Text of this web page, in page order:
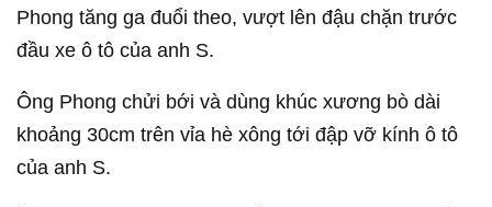
Phong tăng ga đuổi theo, vượt lên đậu chặn trước
đầu xe ô tô của anh S.
Ông Phong chửi bới và dùng khúc xương bò dài
khoảng 30cm trên vỉa hè xông tới đập vỡ kính ô tô
của anh S.